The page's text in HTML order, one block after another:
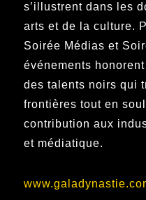
s’illustrent dans les
arts et de la culture.
Soirée Médias et
événements
des talents noirs qui
frontières tout en
contribution aux
et médiatique.